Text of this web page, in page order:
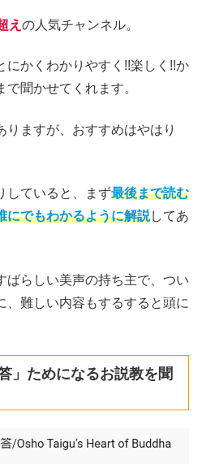
え の人気チャンネル。
にかくわかりやすく!!楽しく!!か
聞かせてくれます。
ますが、おすすめはやはり
していると、まず最後まで読む
にでもわかるように解説してあ
ばらしい美声の持ち主で、つい
、難しい内容もするすると頭に
」ためになるお説教を聞